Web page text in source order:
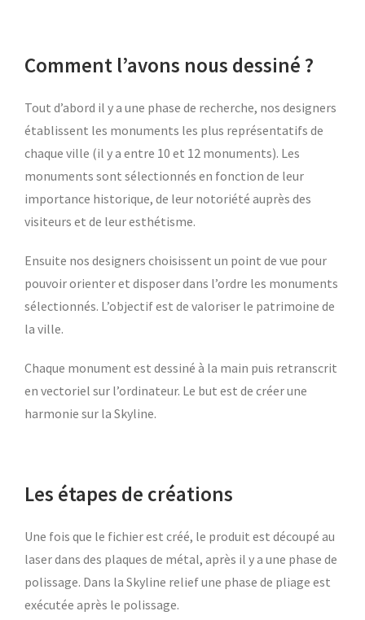
Comment l’avons nous dessiné ?
Tout d’abord il y a une phase de recherche, nos designers
établissent les monuments les plus représentatifs de
chaque ville (il y a entre 10 et 12 monuments). Les
monuments sont sélectionnés en fonction de leur
importance historique, de leur notoriété auprès des
visiteurs et de leur esthétisme.
Ensuite nos designers choisissent un point de vue pour
pouvoir orienter et disposer dans l’ordre les monuments
sélectionnés. L’objectif est de valoriser le patrimoine de
la ville.
Chaque monument est dessiné à la main puis retranscrit
en vectoriel sur l’ordinateur. Le but est de créer une
harmonie sur la Skyline.
Les étapes de créations
Une fois que le fichier est créé, le produit est découpé au
laser dans des plaques de métal, après il y a une phase de
polissage. Dans la Skyline relief une phase de pliage est
exécutée après le polissage.